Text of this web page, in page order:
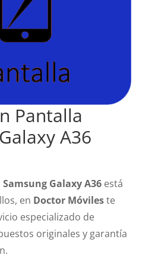
Pantalla
A36
Samsung Galaxy A36está
en Doctor Móvileste
especializado de
originales y garantía